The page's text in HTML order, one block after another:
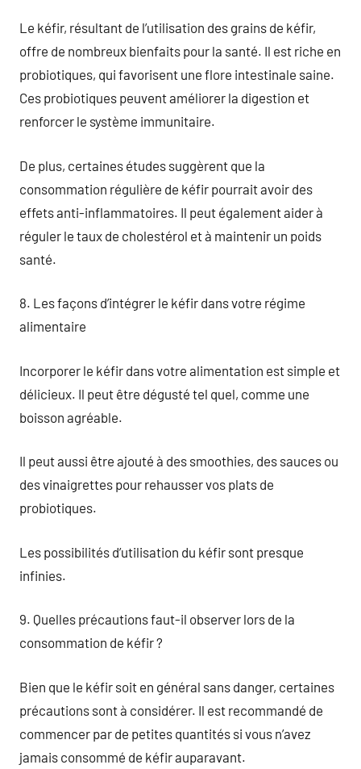
Le kéfir, résultant de l’utilisation des grains de kéfir,
offre de nombreux bienfaits pour la santé. Il est riche en
probiotiques, qui favorisent une flore intestinale saine.
Ces probiotiques peuvent améliorer la digestion et
renforcer le système immunitaire.
De plus, certaines études suggèrent que la
consommation régulière de kéfir pourrait avoir des
effets anti-inflammatoires. Il peut également aider à
réguler le taux de cholestérol et à maintenir un poids
santé.
8. Les façons d’intégrer le kéfir dans votre régime
alimentaire
Incorporer le kéfir dans votre alimentation est simple et
délicieux. Il peut être dégusté tel quel, comme une
boisson agréable.
Il peut aussi être ajouté à des smoothies, des sauces ou
des vinaigrettes pour rehausser vos plats de
probiotiques.
Les possibilités d’utilisation du kéfir sont presque
infinies.
9. Quelles précautions faut-il observer lors de la
consommation de kéfir ?
Bien que le kéfir soit en général sans danger, certaines
précautions sont à considérer. Il est recommandé de
commencer par de petites quantités si vous n’avez
jamais consommé de kéfir auparavant.